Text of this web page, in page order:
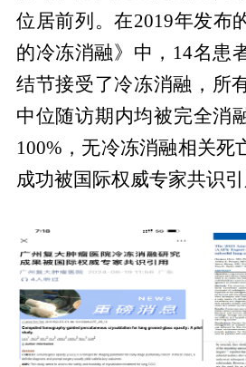
位居前列。在2019年发布
的冷冻消融》中，14名患
结节接受了冷冻消融，所
中位随访期内均被完全消
100%，无冷冻消融相关死
成功被国际权威专家共识引